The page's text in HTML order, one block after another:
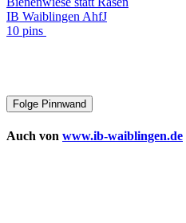
IB Waiblingen AhfJ
10 pins
Folge Pinnwand
Auch von www.ib-waiblingen.de